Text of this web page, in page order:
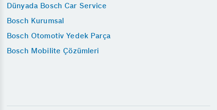
Dünyada Bosch Car Service
Bosch Kurumsal
Bosch Otomotiv Yedek Parça
Bosch Mobilite Çözümleri